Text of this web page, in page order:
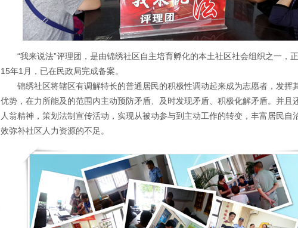
“我来说法”评理团，是由锦绣社区自主培育孵化的本土社区社会组织之一，
15年1月，已在民政局完成备案。
锦绣社区将辖区有调解特长的普通居民的积极性调动起来成为志愿者，发挥
优势，在力所能及的范围内主动预防矛盾、及时发现矛盾、积极化解矛盾。并且
人翁精神，策划法制宣传活动，实现从被动参与到主动工作的转变，丰富居民自
效弥补社区人力资源的不足。